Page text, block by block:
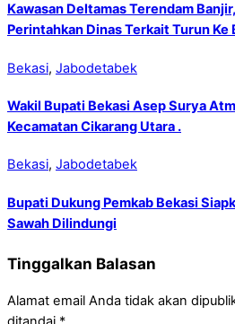
Kawasan Deltamas Terendam
Perintahkan Dinas Terkait Turun Ke
Bekasi, Jabodetabek
Wakil Bupati Bekasi Asep Surya
Kecamatan Cikarang Utara .
Bekasi, Jabodetabek
Bupati Dukung Pemkab Bekasi
Sawah Dilindungi
Tinggalkan Balasan
Alamat email Anda tidak akan